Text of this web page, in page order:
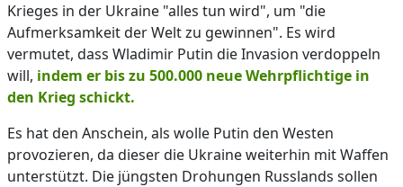
Krieges in der Ukraine "alles tun wird", um "die
Aufmerksamkeit der Welt zu gewinnen". Es wird
vermutet, dass Wladimir Putin die Invasion verdoppeln
will, indem er bis zu 500.000 neue Wehrpflichtige in
den Krieg schickt.
Es hat den Anschein, als wolle Putin den Westen
provozieren, da dieser die Ukraine weiterhin mit Waffen
unterstützt. Die jüngsten Drohungen Russlands sollen